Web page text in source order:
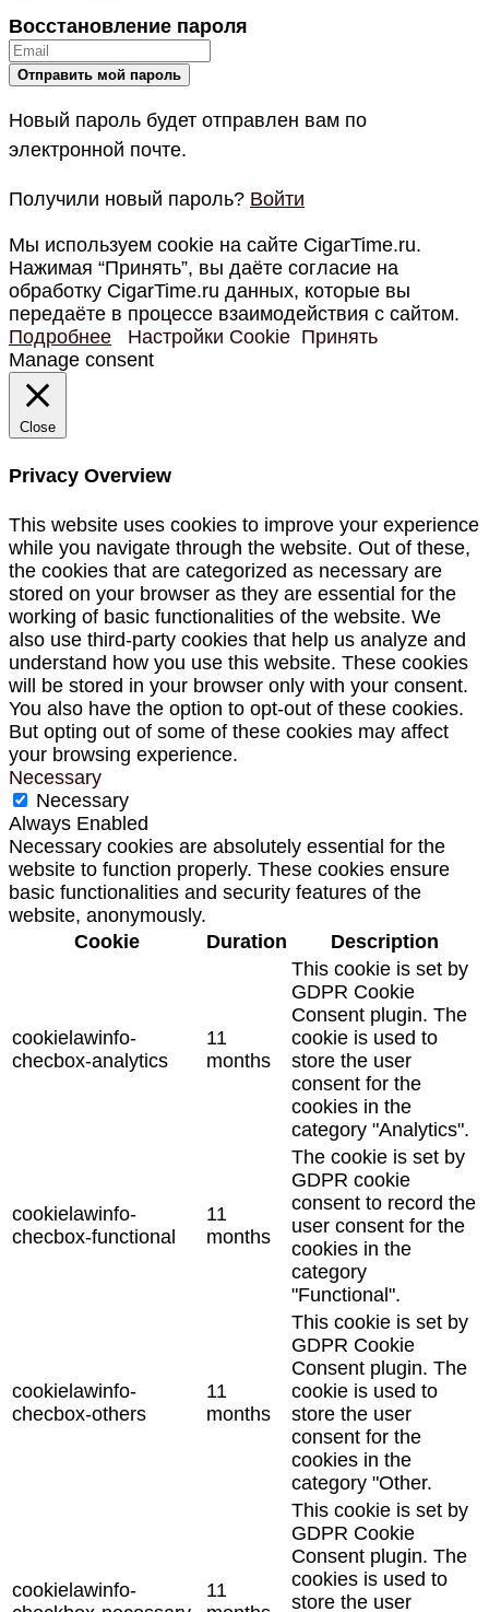
Восстановление пароля
Новый пароль будет отправлен вам по
электронной почте.
Получили новый пароль? Войти
Мы используем cookie на сайте CigarTime.ru.
Нажимая “Принять”, вы даёте согласие на
обработку CigarTime.ru данных, которые вы
передаёте в процессе взаимодействия с сайтом.
Подробнее
Настройки Cookie Принять
Manage consent
Close
Privacy Overview
This website uses cookies to improve your experience
while you navigate through the website. Out of these,
the cookies that are categorized as necessary are
stored on your browser as they are essential for the
working of basic functionalities of the website. We
also use third-party cookies that help us analyze and
understand how you use this website. These cookies
will be stored in your browser only with your consent.
You also have the option to opt-out of these cookies.
But opting out of some of these cookies may affect
your browsing experience.
Necessary
Necessary
Always Enabled
Necessary cookies are absolutely essential for the
website to function properly. These cookies ensure
basic functionalities and security features of the
website, anonymously.
Cookie
Duration Description
cookielawinfo-
checbox-analytics
11
months
This cookie is set by
GDPR Cookie
Consent plugin. The
cookie is used to
store the user
consent for the
cookies in the
category "Analytics".
cookielawinfo-
checbox-functional
11
months
The cookie is set by
GDPR cookie
consent to record the
user consent for the
cookies in the
category
"Functional".
cookielawinfo-
checbox-others
11
months
This cookie is set by
GDPR Cookie
Consent plugin. The
cookie is used to
store the user
consent for the
cookies in the
category "Other.
cookielawinfo-
11
This cookie is set by
GDPR Cookie
Consent plugin. The
cookies is used to
store the user